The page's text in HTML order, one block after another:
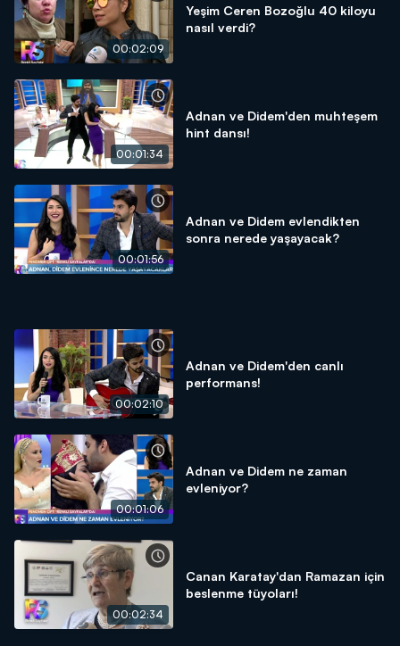
00:02:09
Yeşim Ceren Bozoğlu 40 kiloyu
nasıl verdi?
00:01:34
Adnan ve Didem'den muhteşem
hint dansı!
00:01:56
Adnan ve Didem evlendikten
sonra nerede yaşayacak?
00:02:10
Adnan ve Didem'den canlı
performans!
00:01:06
Adnan ve Didem ne zaman
evleniyor?
00:02:34
Canan Karatay'dan Ramazan için
beslenme tüyoları!